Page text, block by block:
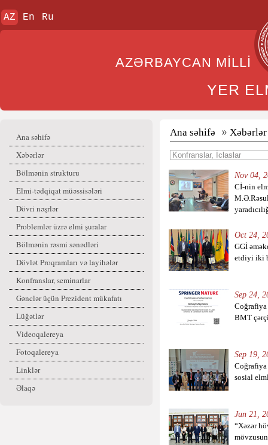
AZ En Ru
AZƏRBAYCAN
YER
Ana səhifə
Xəbərlər
Bölmənin strukturu
Elmi-tədqiqat müəssisələri
Dövri nəşrlər
Problemlər üzrə elmi şuralar
Bölmənin rəsmi sənədləri
Dövlət Proqramları və layihələr
Konfranslar, seminarlar
Gənclər üçün Prezident mükafatı
Lüğətlər
Videoqalereya
Fotoqalereya
Linklər
Əlaqə
Ana səhifə Xəbərlər
Nov 04,
Cİ-nin
Oct 24,
GGİ
etdiyi iki
Sep 24,
Coğrafiya
BMT
Sep 19,
Coğrafiya
sosial
Jun 21,
“Xəzər